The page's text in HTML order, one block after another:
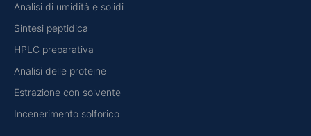
Analisi di umidità e solidi
Sintesi peptidica
HPLC preparativa
Analisi delle proteine
Estrazione con solvente
Incenerimento solforico